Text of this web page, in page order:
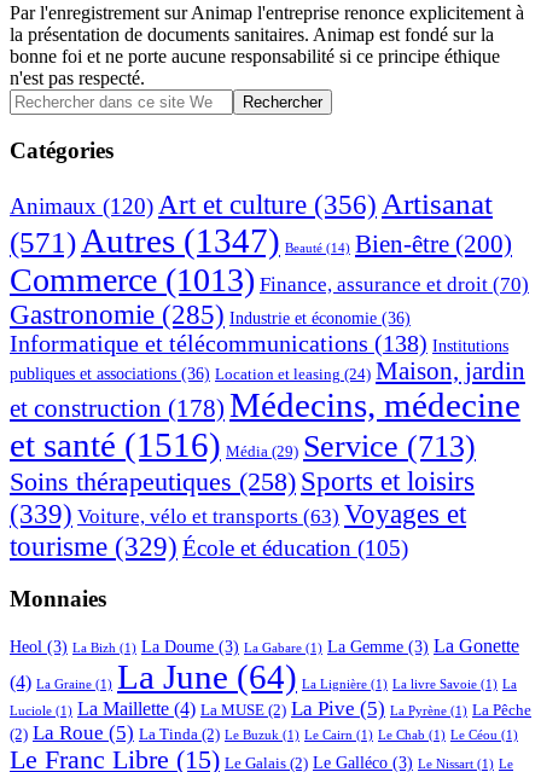
Par l'enregistrement sur Animap l'entreprise renonce explicitement à
la présentation de documents sanitaires. Animap est fondé sur la
bonne foi et ne porte aucune responsabilité si ce principe éthique
n'est pas respecté.
Barre
latérale
principale
Rechercher
dans
ce
site
Catégories
Animaux (120)Art et culture (356) Artisanat
(571) Autres (1347) Beauté (14) Bien-être (200)
Commerce (1013) Finance, assurance et droit (70)
Gastronomie (285) Industrie et économie (36)
Informatique et télécommunications (138) Institutions
publiques et associations (36) Location et leasing (24) Maison, jardin
et construction (178) Médecins, médecine
et santé (1516) Média (29) Service (713)
Soins thérapeutiques (258) Sports et loisirs
(339) Voiture, vélo et transports (63) Voyages et
tourisme (329) École et éducation (105)
Monnaies
Heol (3) La Bizh (1) La Doume (3) La Gabare (1) La Gemme (3) La Gonette
(4) La Graine (1) La June (64) La Lignière (1) La livre Savoie (1) La
Luciole (1) La Maillette (4) La MUSE (2) La Pive (5) La Pyrène (1) La Pêche
(2) La Roue (5) La Tinda (2) Le Buzuk (1) Le Cairn (1) Le Chab (1) Le Céou (1)
Le Franc Libre (15) Le Galais (2) Le Galléco (3) Le Nissart (1) Le